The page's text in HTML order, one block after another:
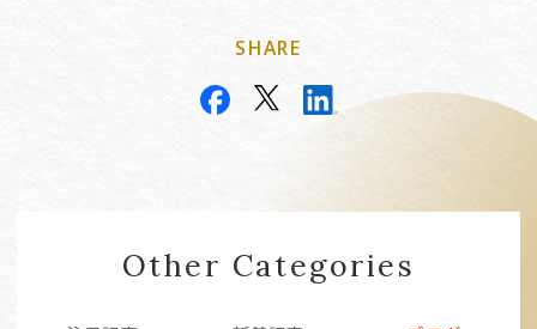
SHARE
Other Categories